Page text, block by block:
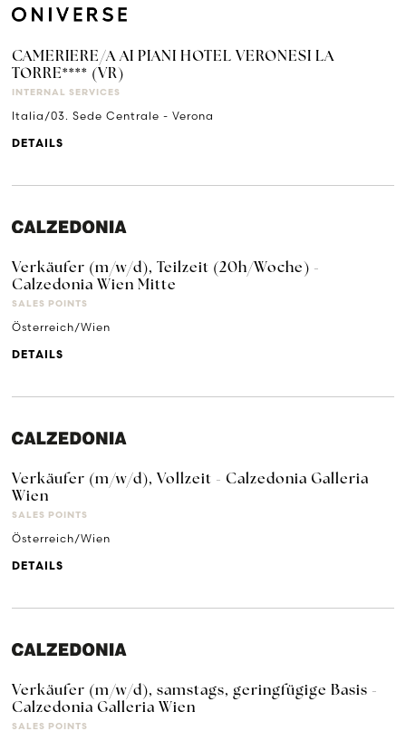
CAMERIERE/A AI PIANI HOTEL VERONESI LA
TORRE**** (VR)
INTERNAL SERVICES
Italia/03. Sede Centrale - Verona
DETAILS
Verkäufer (m/w/d), Teilzeit (20h/Woche) -
Calzedonia Wien Mitte
SALES POINTS
Österreich/Wien
DETAILS
Verkäufer (m/w/d), Vollzeit - Calzedonia Galleria
Wien
SALES POINTS
Österreich/Wien
DETAILS
Verkäufer (m/w/d), samstags, geringfügige Basis -
Calzedonia Galleria Wien
SALES POINTS